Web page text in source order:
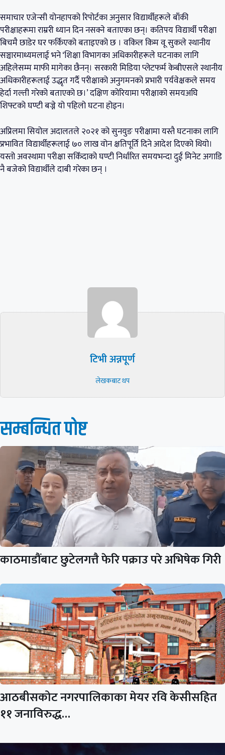
समाचार एजेन्सी योनहापको रिपोर्टका अनुसार विद्यार्थीहरूले बाँकी
परीक्षाहरूमा राम्ररी ध्यान दिन नसक्ने बताएका छन्। कतिपय विद्यार्थी परीक्षा
बिचमै छाडेर घर फर्किएको बताइएको छ । वकिल किम वू सुकले स्थानीय
सञ्चारमाध्यमलाई भने ‘शिक्षा विभागका अधिकारीहरूले घटनाका लागि
अहिलेसम्म माफी मागेका छैनन्। सरकारी मिडिया प्लेटफर्म केबीएसले स्थानीय
अधिकारीहरूलाई उद्धृत गर्दै परीक्षाको अनुगमनको प्रभारी पर्यवेक्षकले समय
हेर्दा गल्ती गरेको बताएको छ।’ दक्षिण कोरियामा परीक्षाको समयअघि
शिफ्टको घण्टी बज्ने यो पहिलो घटना होइन।
अप्रिलमा सियोल अदालतले २०२१ को सुनयुङ परीक्षामा यस्तै घटनाका लागि
प्रभावित विद्यार्थीहरूलाई ७० लाख वोन क्षतिपूर्ति दिने आदेश दिएको थियो।
यस्तो अवस्थामा परीक्षा सकिँदाको घण्टी निर्धारित समयभन्दा दुई मिनेट अगाडि
नै बजेको विद्यार्थीले दाबी गरेका छन् ।
टिभी अन्नपूर्ण
लेखकबाट थप
सम्बन्धित पाेष्ट
काठमाडौंबाट छुटेलगत्तै फेरि पक्राउ परे अभिषेक गिरी
आठबीसकोट नगरपालिकाका मेयर रवि केसीसहित
११ जनाविरुद्ध…